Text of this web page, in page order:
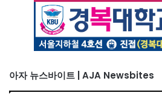
아자 뉴스바이트 | AJA Newsbites